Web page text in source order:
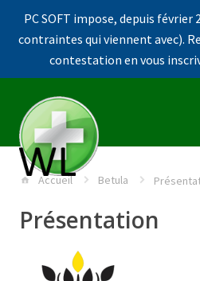
PC SOFT impose, depuis février
contraintes qui viennent avec).
contestation en vous
contenu
principal
Accueil Betula
Présentation